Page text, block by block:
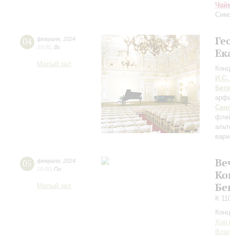
04 февраля 2024
19:00 Вс
Малый зал
И.С.
05 февраля 2024
19:00 Пн
Малый зал
К
Хор